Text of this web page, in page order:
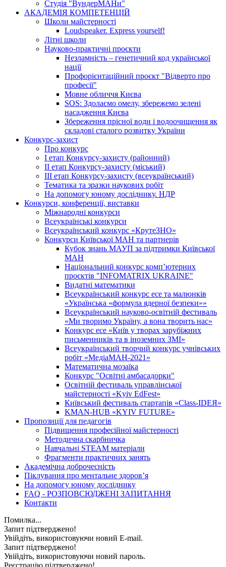
Студія "ВундерМАНи"
АКАДЕМІЯ КОМПЕТЕНЦІЙ
Школи майстерності
Loudspeaker. Express yourself!
Літні школи
Науково-практичні проєкти
Незламність – генетичний код української
нації
Профорієнтаційний проєкт "Відверто про
професії"
Мовне обличчя Києва
SOS: Здолаємо омелу, збережемо зелені
насадження Києва
Збереження прісної води і водоочищення як
складові сталого розвитку України
Конкурс-захист
Про конкурс
І етап Конкурсу-захисту (районний)
ІІ етап Конкурсу-захисту (міський)
ІІІ етап Конкурсу-захисту (всеукраїнський)
Тематика та зразки наукових робіт
На допомогу юному досліднику. НДР
Конкурси, конференції, виставки
Міжнародні конкурси
Всеукраїнські конкурси
Всеукраїнський конкурс «КрутеЗНО»
Конкурси Київської МАН та партнерів
Кубок знань МАУП за підтримки Київської
МАН
Національний конкурс комп’ютерних
проєктів "INFOMATRIX UKRAINE"
Видатні математики
Всеукраїнський конкурс есе та малюнків
«Українська «формула ядерної безпеки»»
Всеукраїнський науково-освітній фестиваль
«Ми творимо Україну, а вона творить нас»
Конкурс есе «Київ у творах зарубіжних
письменників та в іноземних ЗМІ»
Всеукраїнський творчий конкурс учнівських
робіт «МедіаМАН-2021»
Математична мозаїка
Конкурс "Освітні амбасадорки"
Освітній фестиваль управлінської
майстерності «Kyiv EdFest»
Київський фестиваль стартапів «Class-IDEЯ»
KMAN-HUB «KYIV FUTURE»
Пропозиції для педагогів
Підвищення професійної майстерності
Методична скарбничка
Навчальні STEAM матеріали
Фрагменти практичних занять
Академічна доброчесність
Піклування про ментальне здоровʼя
На допомогу юному досліднику
FAQ - РОЗПОВСЮДЖЕНІ ЗАПИТАННЯ
Контакти
Помилка...
Запит підтверджено!
Увійдіть, використовуючи новий E-mail.
Запит підтверджено!
Увійдіть, використовуючи новий пароль.